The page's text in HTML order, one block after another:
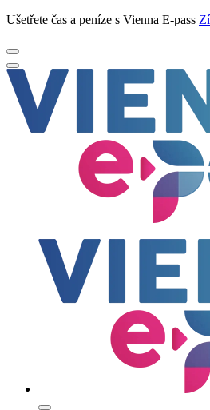
Ušetřete čas a peníze s Vienna E-pass